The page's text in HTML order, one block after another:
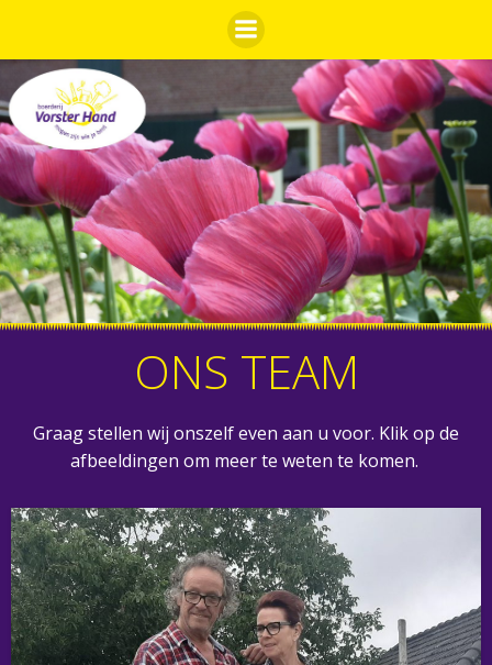
Ga
naar
de
inhoud
ONS TEAM
Graag stellen wij onszelf even aan u voor. Klik op de
afbeeldingen om meer te weten te komen.